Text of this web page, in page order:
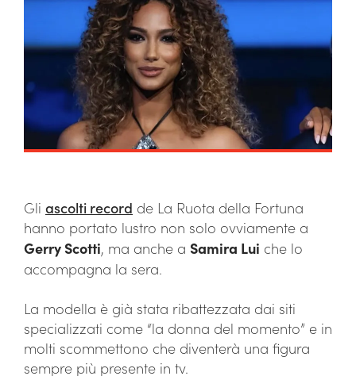
Gli ascolti record de La Ruota della Fortuna
hanno portato lustro non solo ovviamente a
Gerry Scotti, ma anche a Samira Lui che lo
accompagna la sera.
La modella è già stata ribattezzata dai siti
specializzati come “la donna del momento” e in
molti scommettono che diventerà una figura
sempre più presente in tv.